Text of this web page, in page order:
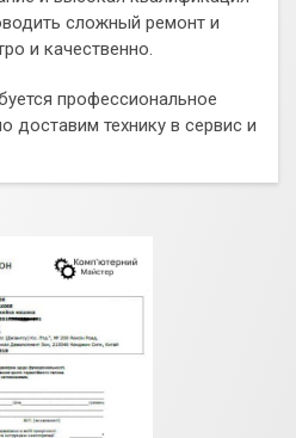
сложный ремонт и
и качественно.
профессиональное
доставим технику в сервис и